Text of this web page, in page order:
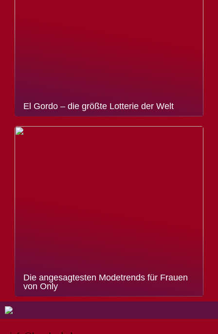
El Gordo – die größte Lotterie der Welt
Die angesagtesten Modetrends für Frauen
von Only